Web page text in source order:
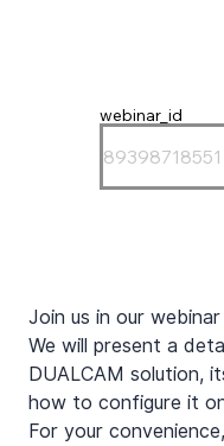
Join us in our
We will present a
DUALCAM solution,
how to configure it
For your
webinar_id